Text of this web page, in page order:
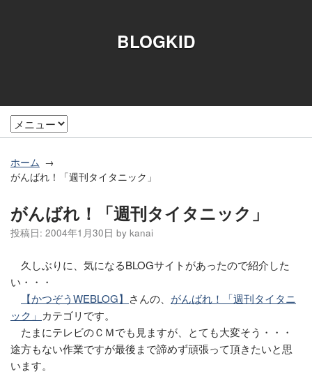
BLOGKID
ホーム
がんばれ！「週刊タイタニック」
がんばれ！「週刊タイタニック」
投稿日: 2004年1月30日 by kanai
久しぶりに、気になるBLOGサイトがあったので紹介した
い・・・
【かつぞうWEBLOG】 さんの、 がんばれ！「週刊タイタニ
ック」 カテゴリです。
たまにテレビのＣＭでも見ますが、とても大変そう・・・
途方もない作業ですが最後まで諦めず頑張って頂きたいと思
います。